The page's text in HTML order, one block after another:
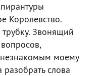
Королевство.
Звонящий
моему
слова